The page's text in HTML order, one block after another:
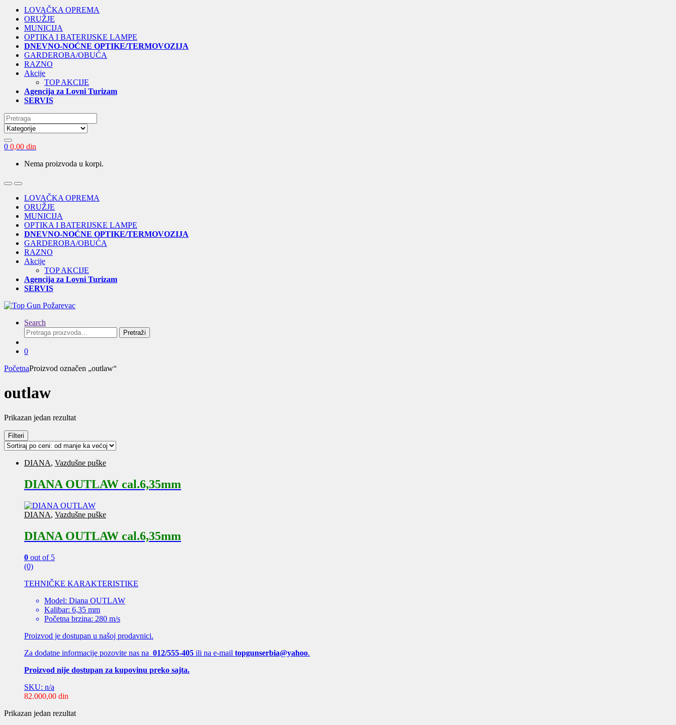
LOVAČKA OPREMA
ORUŽJE
MUNICIJA
OPTIKA I BATERIJSKE LAMPE
DNEVNO-NOĆNE OPTIKE/TERMOVOZIJA
GARDEROBA/OBUĆA
RAZNO
Akcije
TOP AKCIJE
Agencija za Lovni Turizam
SERVIS
Search
for:
0 0,00 din
Nema proizvoda u korpi.
OpenClose
LOVAČKA OPREMA
ORUŽJE
MUNICIJA
OPTIKA I BATERIJSKE LAMPE
DNEVNO-NOĆNE OPTIKE/TERMOVOZIJA
GARDEROBA/OBUĆA
RAZNO
Akcije
TOP AKCIJE
Agencija za Lovni Turizam
SERVIS
Search
Pretraga
za:
Pretraži
0
PočetnaProizvod označen „outlaw“
outlaw
Prikazan jedan rezultat
Filteri
DIANA, Vazdušne puške
DIANA OUTLAW cal.6,35mm
DIANA, Vazdušne puške
DIANA OUTLAW cal.6,35mm
0 out of 5
(0)
TEHNIČKE KARAKTERISTIKE
Model: Diana OUTLAW
Kalibar: 6,35 mm
Početna brzina: 280 m/s
Proizvod je dostupan u našoj prodavnici.
Za dodatne informacije pozovite nas na 012/555-405 ili na e-mail topgunserbia@yahoo.
Proizvod nije dostupan za kupovinu preko sajta.
SKU: n/a
82.000,00 din
Prikazan jedan rezultat